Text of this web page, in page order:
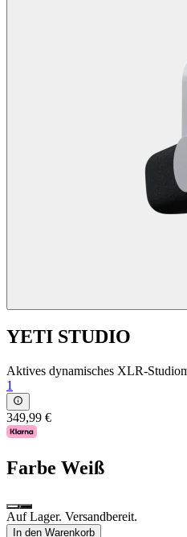
YETI STUDIO
Aktives dynamisches XLR-
1
349,99 €
Farbe Weiß
Auf Lager. Versandbereit.
In den Warenkorb